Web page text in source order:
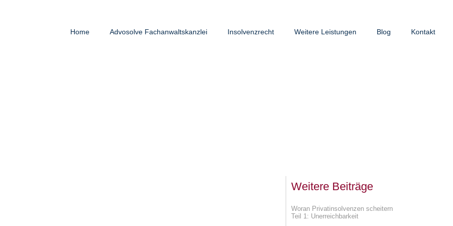
Home Advosolve Fachanwaltskanzlei Insolvenzrecht Weitere Leistungen Blog Kontakt
Weitere Beiträge
Woran Privatinsolvenzen scheitern
Teil 1: Unerreichbarkeit